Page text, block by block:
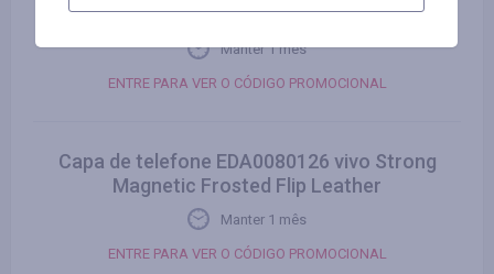
Rose
Manter 1 mês
ENTRE PARA VER O CÓDIGO PROMOCIONAL
Capa de telefone EDA0080126 vivo Strong
Magnetic Frosted Flip Leather
Manter 1 mês
ENTRE PARA VER O CÓDIGO PROMOCIONAL